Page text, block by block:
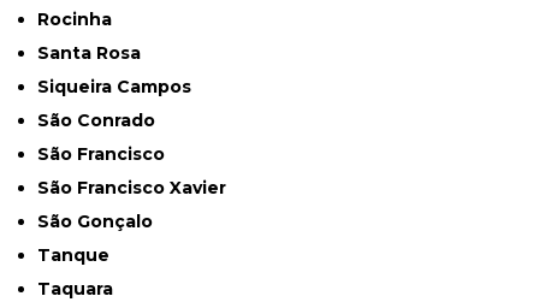
Rocinha
Santa Rosa
Siqueira Campos
São Conrado
São Francisco
São Francisco Xavier
São Gonçalo
Tanque
Taquara